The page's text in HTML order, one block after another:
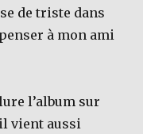
de triste dans
à mon ami
l’album sur
vient aussi